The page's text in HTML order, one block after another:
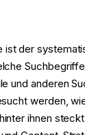
ist der
und anderen
werden,
ihnen